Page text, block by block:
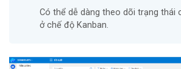
Có thể dễ dàng theo dõi trạng thái
ở chế độ Kanban.